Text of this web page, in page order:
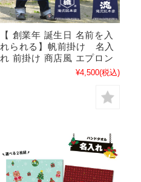
【 創業年 誕生日 名前を入
れられる】帆前掛け 名入
れ 前掛け 商店風 エプロン
¥4,500(税込)